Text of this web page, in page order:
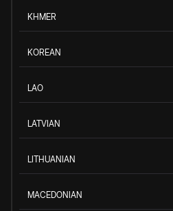
KHMER
KOREAN
LAO
LATVIAN
LITHUANIAN
MACEDONIAN